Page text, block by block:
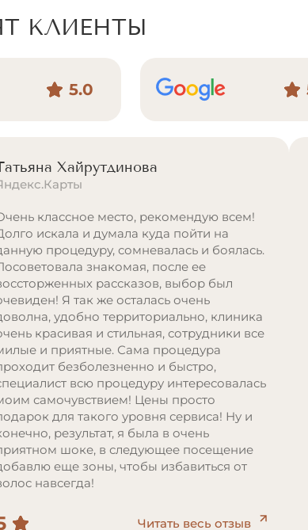
КЛИЕНТЫ
5.0
Хайрутдинова
классное место, рекомендую всем!
искала и думала куда пойти на
процедуру, сомневалась и боялась.
знакомая, после ее
рассказов, выбор был
Я так же осталась очень
удобно территориально, клиника
красивая и стильная, сотрудники все
и приятные. Сама процедура
безболезненно и быстро,
всю процедуру интересовалась
самочувствием! Цены просто
для такого уровня сервиса! Ну и
результат, я была в очень
шоке, в следующее посещение
еще зоны, чтобы избавиться от
навсегда!
Читать весь отзыв